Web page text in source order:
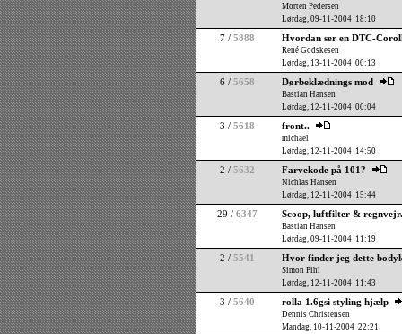
Morten Pedersen
Lørdag, 09-11-2004 18:10
7 / 5888 Hvordan ser en DTC-
René Godskesen
Lørdag, 13-11-2004 00:13
6 / 5658 Dørbeklædnings mod
Bastian Hansen
Lørdag, 12-11-2004 00:04
3 / 5618 front..
michael
Lørdag, 12-11-2004 14:50
2 / 5632 Farvekode på 101?
Nichlas Hansen
Lørdag, 12-11-2004 15:44
29 / 6347 Scoop, luftfilter &
Bastian Hansen
Lørdag, 09-11-2004 11:19
2 / 5541 Hvor finder jeg dette
Simon Pihl
Lørdag, 12-11-2004 11:43
3 / 5640 rolla 1.6gsi styling hjælp
Dennis Christensen
Mandag, 10-11-2004 22:21